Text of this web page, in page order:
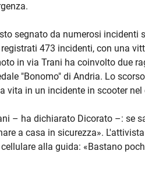
segnato da numerosi incidenti
473 incidenti, con una
in via Trani ha coinvolto due
"Bonomo" di Andria. Lo
vita in un incidente in scooter
– ha dichiarato Dicorato –: se
a casa in sicurezza».
alla guida: «Bastano